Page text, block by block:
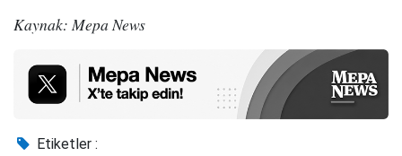
Kaynak: Mepa News
Etiketler :